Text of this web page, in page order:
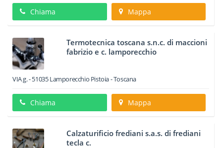
Chiama Mappa
Termotecnica toscana s.n.c. di maccioni
fabrizio e c. lamporecchio
VIA g.-51035Lamporecchio Pistoia -Toscana
Chiama Mappa
Calzaturificio frediani s.a.s. di frediani
tecla c.